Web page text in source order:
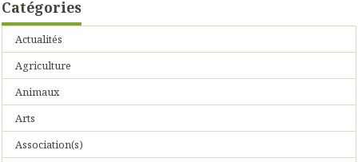
Catégories
Actualités
Agriculture
Animaux
Arts
Association(s)